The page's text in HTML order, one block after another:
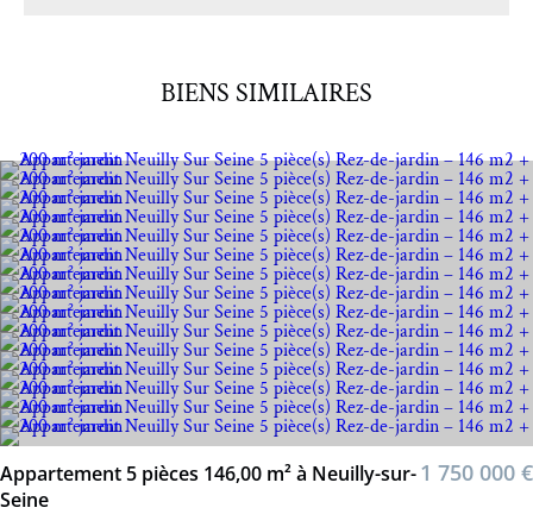
BIENS SIMILAIRES
Appartement 5 pièces 146,00 m² à Neuilly-sur-
Seine
1 750 000 €